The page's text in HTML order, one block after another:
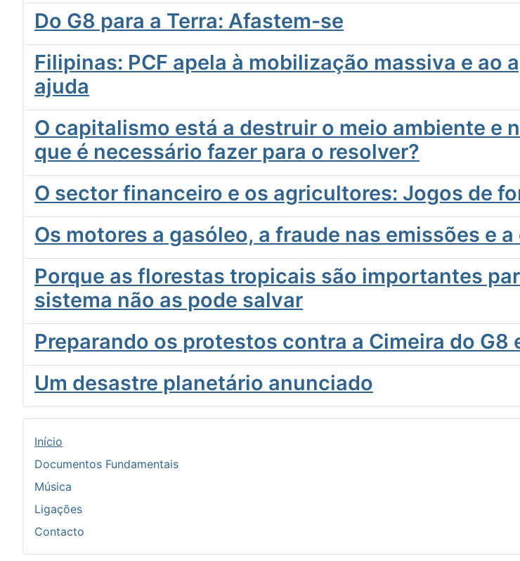
Do G8 para a Terra: Afastem-se
Filipinas: PCF apela à mobilização massiva e
ajuda
O capitalismo está a destruir o meio ambiente e
que é necessário fazer para o resolver?
O sector financeiro e os agricultores: Jogos de
Os motores a gasóleo, a fraude nas emissões e
Porque as florestas tropicais são importantes
sistema não as pode salvar
Preparando os protestos contra a Cimeira do G8
Um desastre planetário anunciado
Início
Documentos Fundamentais
Música
Ligações
Contacto